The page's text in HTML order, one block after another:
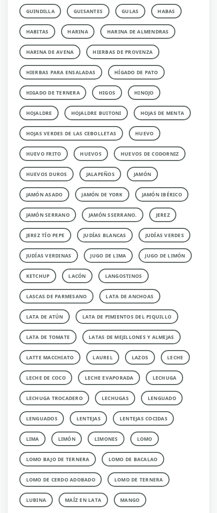
GUINDILLA GUISANTES GULAS HABAS
HABITAS HARINA HARINA DE ALMENDRAS
HARINA DE AVENA HIERBAS DE PROVENZA
HIERBAS PARA ENSALADAS HÍGADO DE PATO
HIGADO DE TERNERA HIGOS HINOJO
HOJALDRE HOJALDRE BUITONI HOJAS DE MENTA
HOJAS VERDES DE LAS CEBOLLETAS HUEVO
HUEVO FRITO HUEVOS HUEVOS DE CODORNIZ
HUEVOS DUROS JALAPEÑOS JAMÓN
JAMÓN ASADO JAMÓN DE YORK JAMÓN IBÉRICO
JAMÓN SERRANO JAMÓN SSERRANO. JEREZ
JEREZ TÍO PEPE JUDÍAS BLANCAS JUDÍAS VERDES
JUDÍAS VERDINAS JUGO DE LIMA JUGO DE LIMÓN
KETCHUP LACÓN LANGOSTINOS
LASCAS DE PARMESANO LATA DE ANCHOAS
LATA DE ATÚN LATA DE PIMIENTOS DEL PIQUILLO
LATA DE TOMATE LATAS DE MEJILLONES Y ALMEJAS
LATTE MACCHIATO LAUREL LAZOS LECHE
LECHE DE COCO LECHE EVAPORADA LECHUGA
LECHUGA TROCADERO LECHUGAS LENGUADO
LENGUADOS LENTEJAS LENTEJAS COCIDAS
LIMA LIMÓN LIMONES LOMO
LOMO BAJO DE TERNERA LOMO DE BACALAO
LOMO DE CERDO ADOBADO LOMO DE TERNERA
LUBINA MAÍZ EN LATA MANGO